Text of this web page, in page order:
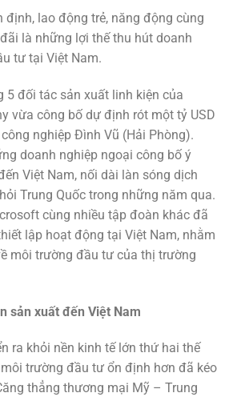
định, lao động trẻ, năng động cùng
là những lợi thế thu hút doanh
tư tại Việt Nam.
5 đối tác sản xuất linh kiện của
vừa công bố dự định rót một tỷ USD
nghiệp Đình Vũ (Hải Phòng).
doanh nghiệp ngoại công bố ý
Việt Nam, nối dài làn sóng dịch
Trung Quốc trong những năm qua.
cùng nhiều tập đoàn khác đã
lập hoạt động tại Việt Nam, nhằm
môi trường đầu tư của thị trường
sản xuất đến Việt Nam
ra khỏi nền kinh tế lớn thứ hai thế
trường đầu tư ổn định hơn đã kéo
thẳng thương mại Mỹ – Trung